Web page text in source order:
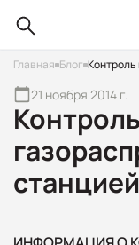
Главная Блог Контроль
станцией
21 ноября 2014 г.